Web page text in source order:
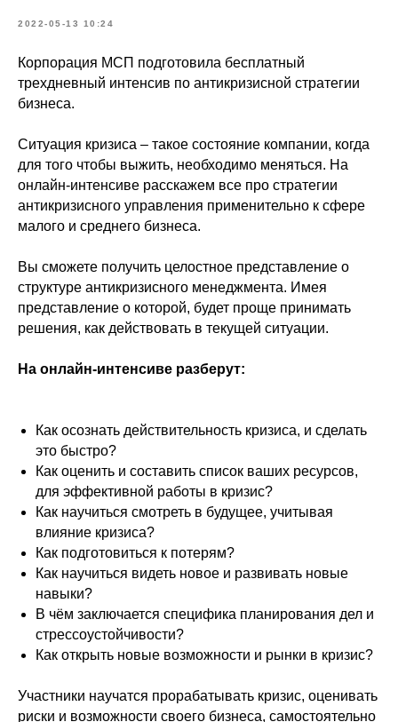
2022-05-13 10:24
Корпорация МСП подготовила бесплатный
трехдневный интенсив по антикризисной стратегии
бизнеса.
Ситуация кризиса – такое состояние компании, когда
для того чтобы выжить, необходимо меняться. На
онлайн-интенсиве расскажем все про стратегии
антикризисного управления применительно к сфере
малого и среднего бизнеса.
Вы сможете получить целостное представление о
структуре антикризисного менеджмента. Имея
представление о которой, будет проще принимать
решения, как действовать в текущей ситуации.
На онлайн-интенсиве разберут:
Как осознать действительность кризиса, и сделать
это быстро?
Как оценить и составить список ваших ресурсов,
для эффективной работы в кризис?
Как научиться смотреть в будущее, учитывая
влияние кризиса?
Как подготовиться к потерям?
Как научиться видеть новое и развивать новые
навыки?
В чём заключается специфика планирования дел и
стрессоустойчивости?
Как открыть новые возможности и рынки в кризис?
Участники научатся прорабатывать кризис, оценивать
риски и возможности своего бизнеса, самостоятельно